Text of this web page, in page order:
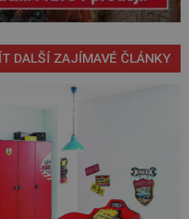
DALŠÍ ZAJÍMAVÉ ČLÁNKY